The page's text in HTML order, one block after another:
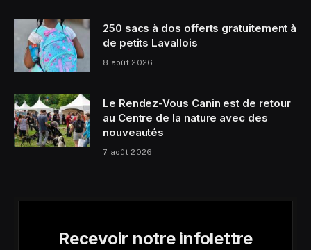
250 sacs à dos offerts gratuitement à
de petits Lavallois
8 août 2026
Le Rendez-Vous Canin est de retour
au Centre de la nature avec des
nouveautés
7 août 2026
Recevoir notre infolettre